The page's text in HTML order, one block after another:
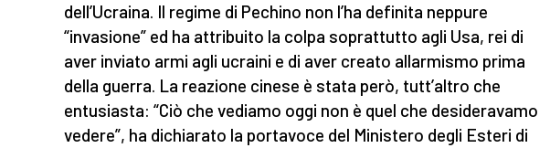
dell’Ucraina. Il regime di Pechino non l’ha definita neppure
“invasione” ed ha attribuito la colpa soprattutto agli Usa, rei di
aver inviato armi agli ucraini e di aver creato allarmismo prima
della guerra. La reazione cinese è stata però, tutt’altro che
entusiasta: “Ciò che vediamo oggi non è quel che desideravamo
vedere”, ha dichiarato la portavoce del Ministero degli Esteri di